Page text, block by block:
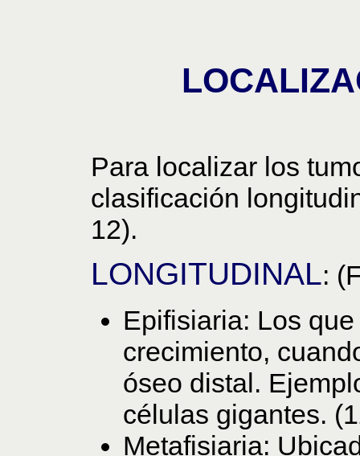
Para localizar los
clasificación
12).
LONGITUDINAL:
Epifisiaria: Los
crecimiento,
óseo distal.
células gigantes.
Metafisiaria: